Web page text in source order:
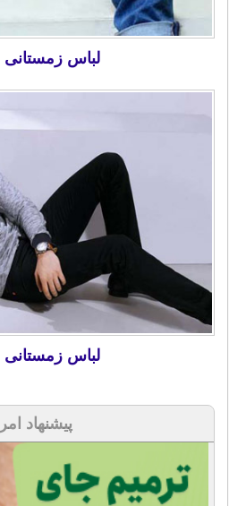
لباس زمستانی
لباس زمستانی
پیشنهاد